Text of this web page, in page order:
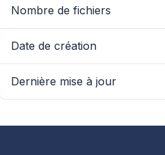
Nombre de fichiers
Date de création
Dernière mise à jour